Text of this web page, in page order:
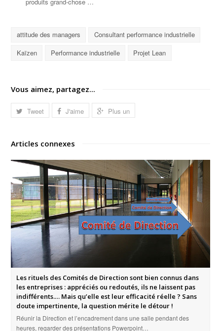
attitude des managers
Consultant performance industrielle
Kaïzen
Performance industrielle Projet Lean
Vous aimez, partagez...
Tweet J'aime Plus un
Articles connexes
Les rituels des Comités de Direction sont bien connus dans
les entreprises : appréciés ou redoutés, ils ne laissent pas
indifférents.… Mais qu’elle est leur efficacité réelle ? Sans
doute impertinente, la question mérite le détour !
Réunir la Direction et l’encadrement dans une salle pendant des
heures, regarder des présentations Powerpoint…